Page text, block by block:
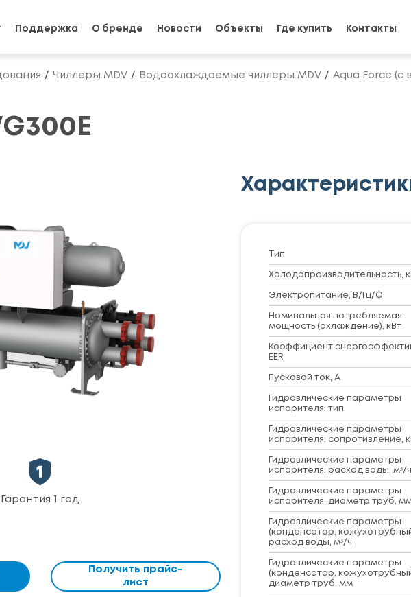
Поддержка О бренде Новости Объекты Где купить Контакты
Чиллеры MDV Водоохлаждаемые чиллеры MDV
Aqua Force
Гарантия 1 год
Получить прайс-
лист
Тип
Холодопроизводительность,
Электропитание, В/Гц/Ф
Номинальная потребляемая
мощность (охлаждение), кВт
Коэффициент
EER
Пусковой ток, А
Гидравлические параметры
испарителя: тип
Гидравлические параметры
испарителя: сопротивление,
Гидравлические параметры
испарителя: расход воды, м³/ч
Гидравлические параметры
испарителя: диаметр труб,
Гидравлические параметры
(конденсатор,
расход воды, м³/ч
Гидравлические параметры
(конденсатор,
диаметр труб, мм